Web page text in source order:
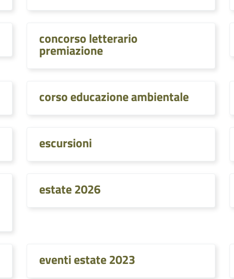
concorso letterario
premiazione
corso educazione ambientale
escursioni
estate 2026
eventi estate 2023